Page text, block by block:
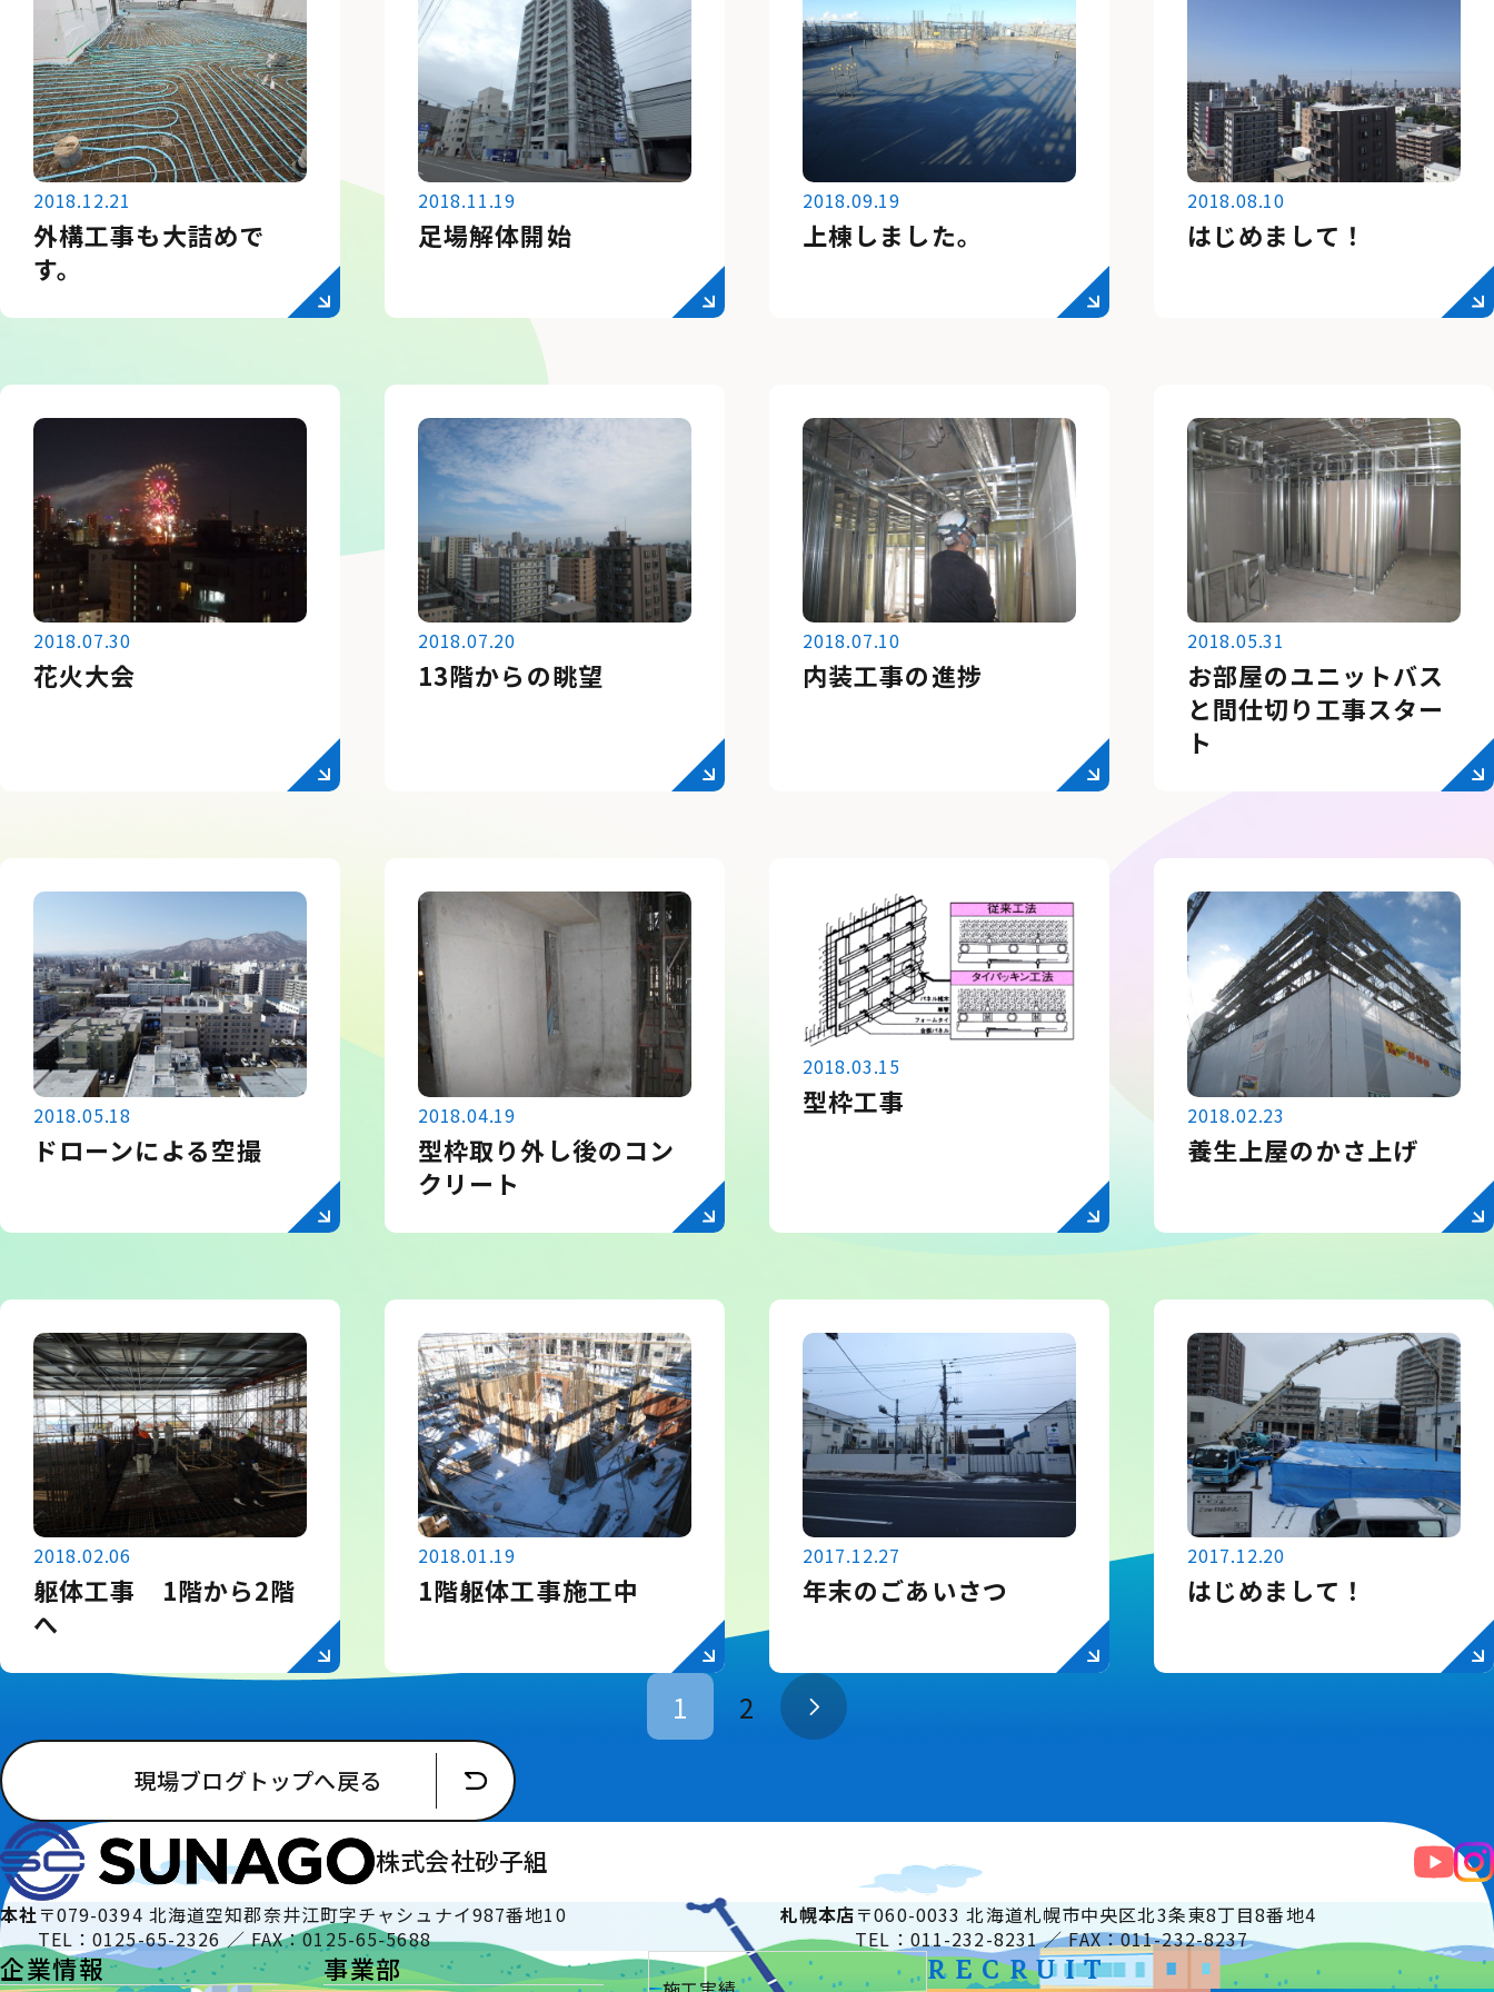
2018.12.21
外構工事も大詰めで
す。
2018.11.19
足場解体開始
2018.09.19
上棟しました。
2018.08.10
はじめまして！
2018.07.30
花火大会
2018.07.20
13階からの眺望
2018.07.10
内装工事の進捗
2018.05.31
お部屋のユニットバス
と間仕切り工事スター
ト
2018.05.18
ドローンによる空撮
2018.04.19
型枠取り外し後のコン
クリート
2018.03.15
型枠工事 2018.02.23
養生上屋のかさ上げ
2018.02.06
躯体工事 1階から2階
へ
2018.01.19
1階躯体工事施工中
2017.12.27
年末のごあいさつ
2017.12.20
はじめまして！
1 2
現場ブログトップへ戻る
株式会社砂子組
本社〒079-0394 北海道空知郡奈井江町字チャシュナイ987番地10
TEL：0125-65-2326 ／ FAX：0125-65-5688
札幌本店〒060-0033 北海道札幌市中央区北3条東8丁目8番地4
TEL：011-232-8231 ／ FAX：011-232-8237
企業情報 事業部 RECRUIT